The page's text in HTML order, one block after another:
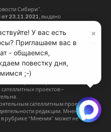
государства.
(Новости Сибири).
×
У вас есть
Приглашаем вас в
- общаемся,
повестку дня,
;-)